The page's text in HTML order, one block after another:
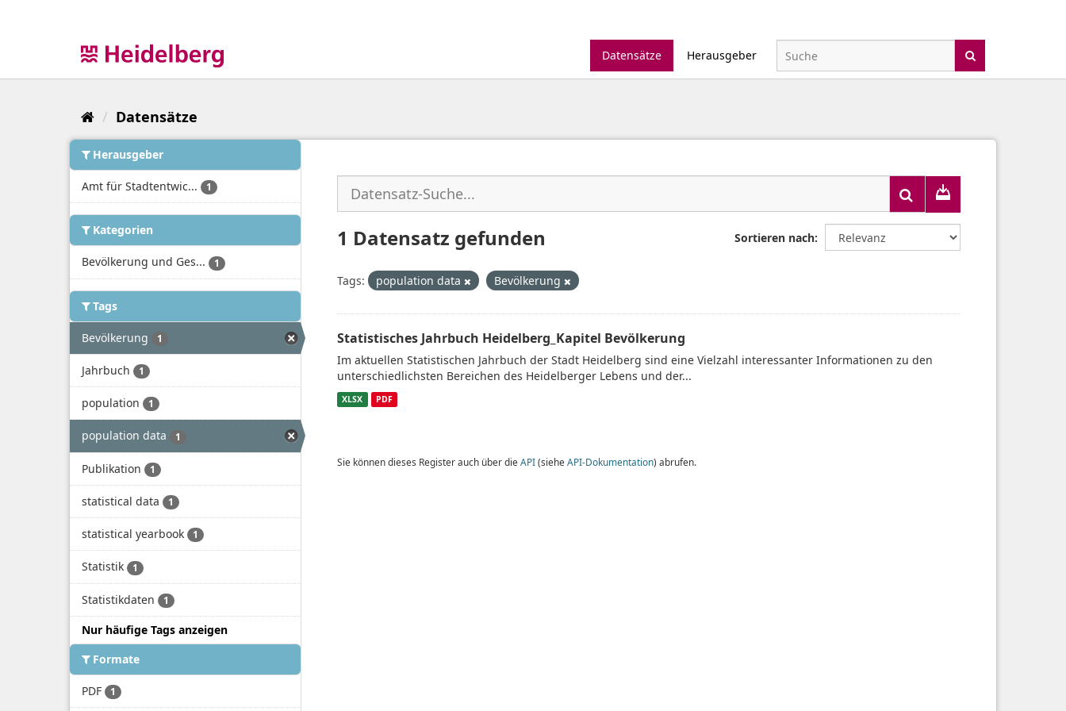
Datensätze
Herausgeber
Datensätze
Herausgeber
Amt für Stadtentwic... 1
Kategorien
Bevölkerung und Ges... 1
Tags
Bevölkerung 1
Jahrbuch 1
population 1
population data 1
Publikation 1
statistical data 1
statistical yearbook 1
Statistik 1
Statistikdaten 1
Nur häufige Tags anzeigen
Formate
PDF 1
Sortieren nach
1 Datensatz gefunden
Tags: population data Bevölkerung
Statistisches Jahrbuch Heidelberg_Kapitel Bevölkerung
Im aktuellen Statistischen Jahrbuch der Stadt Heidelberg sind eine Vielzahl interessanter Informationen zu den
unterschiedlichsten Bereichen des Heidelberger Lebens und der...
XLSX PDF
Sie können dieses Register auch über die API(siehe API-Dokumentation) abrufen.